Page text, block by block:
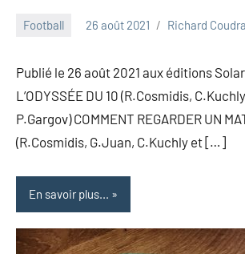
Football 26 août 2021 Richard
Publié le 26 août 2021 aux éditions
L’ODYSSÉE DU 10 (R.Cosmidis,
P.Gargov) COMMENT REGARDER UN
(R.Cosmidis, G.Juan, C.Kuchly et […]
En savoir plus...